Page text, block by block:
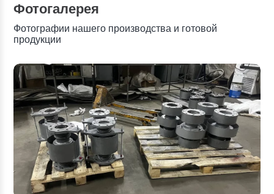
Фотогалерея
Фотографии нашего производства и готовой
продукции